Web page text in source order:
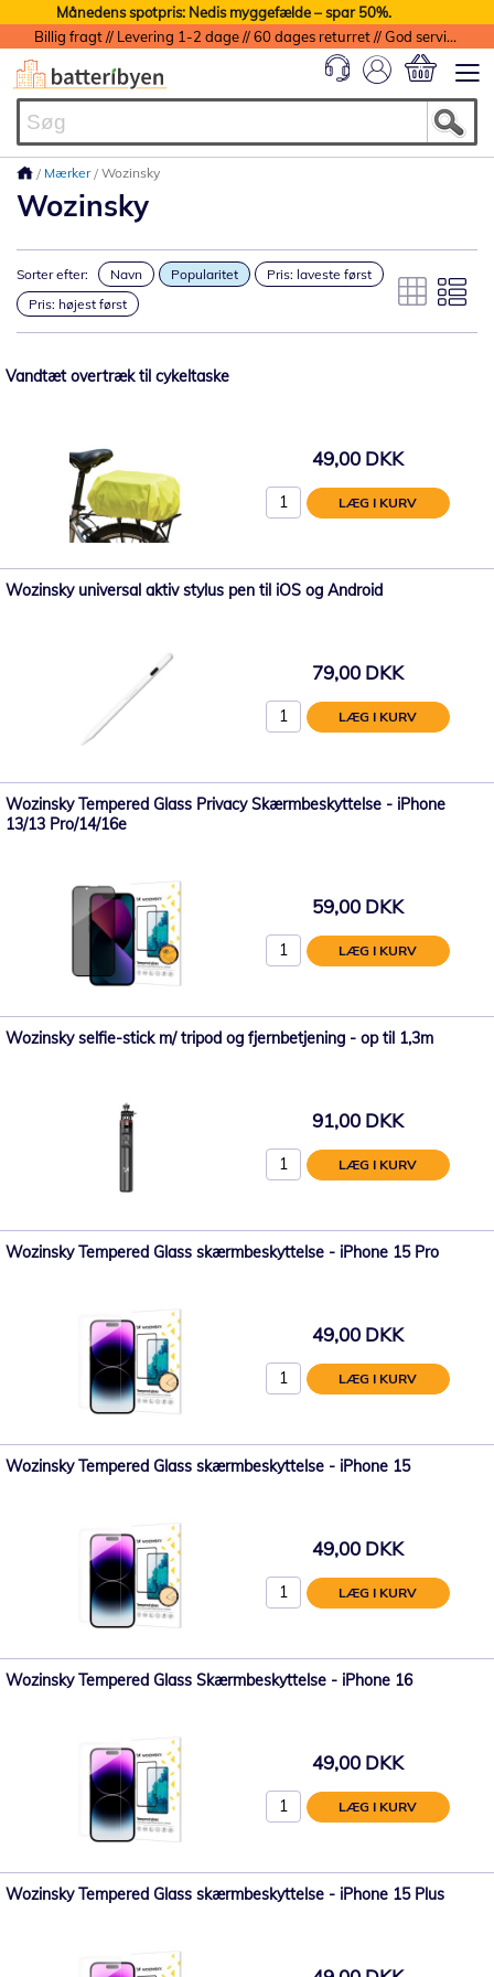
Månedens spotpris: Nedis myggefælde – spar 50%.
Billig fragt // Levering 1-2 dage // 60 dages returret // God service med garanti
Mærker Wozinsky
Wozinsky
Sorter efter: Navn Popularitet
Pris: laveste først
Pris: højest først
Vandtæt overtræk til cykeltaske
49,00 DKK
LÆG I KURV
Wozinsky universal aktiv stylus pen til iOS og Android
79,00 DKK
LÆG I KURV
Wozinsky Tempered Glass Privacy Skærmbeskyttelse - iPhone
13/13 Pro/14/16e
59,00 DKK
LÆG I KURV
Wozinsky selfie-stick m/ tripod og fjernbetjening - op til 1,3m
91,00 DKK
LÆG I KURV
Wozinsky Tempered Glass skærmbeskyttelse - iPhone 15 Pro
49,00 DKK
LÆG I KURV
Wozinsky Tempered Glass skærmbeskyttelse - iPhone 15
49,00 DKK
LÆG I KURV
Wozinsky Tempered Glass Skærmbeskyttelse - iPhone 16
49,00 DKK
LÆG I KURV
Wozinsky Tempered Glass skærmbeskyttelse - iPhone 15 Plus